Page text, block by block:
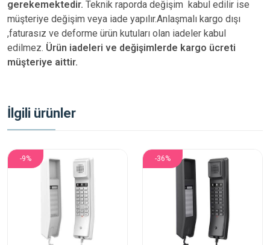
gerekemektedir. Teknik raporda değişim kabul edilir ise
müşteriye değişim veya iade yapılır.Anlaşmalı kargo dışı
,faturasız ve deforme ürün kutuları olan iadeler kabul
edilmez. Ürün iadeleri ve değişimlerde kargo ücreti
müşteriye aittir.
İlgili ürünler
-9% -36%